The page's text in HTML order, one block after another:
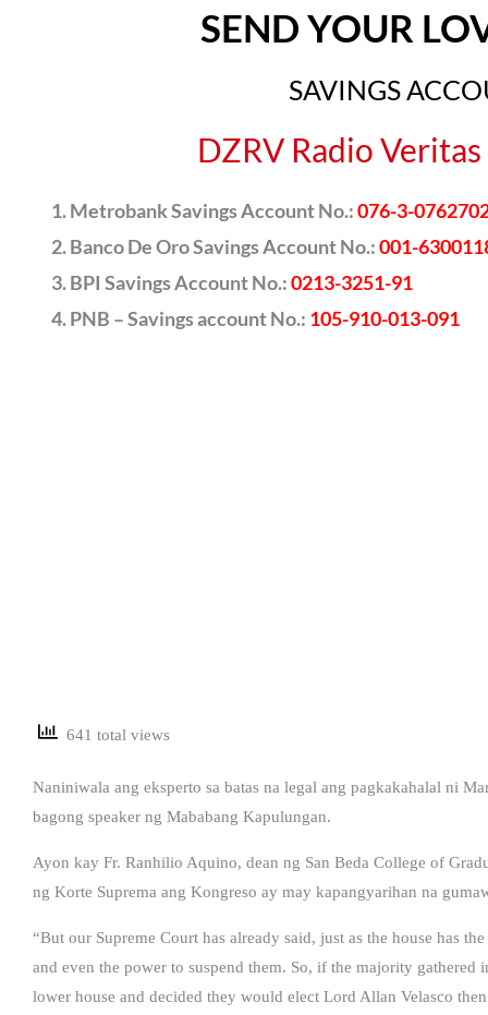
SEND YOUR
SAVINGS
DZRV Radio
Metrobank Savings Account No.:076-3-
Banco De Oro Savings Account No.:001-
BPI Savings Account No.:0213-3251-91
PNB – Savings account No.: 105-910-013-091
641 total views
Naniniwala ang eksperto sa batas na legal ang pagkakahalal ni
bagong speaker ng Mababang Kapulungan.
Ayon kay Fr. Ranhilio Aquino, dean ng San Beda College of
ng Korte Suprema ang Kongreso ay may kapangyarihan na
“But our Supreme Court has already said, just as the house has
and even the power to suspend them. So, if the majority gathered
lower house and decided they would elect Lord Allan Velasco